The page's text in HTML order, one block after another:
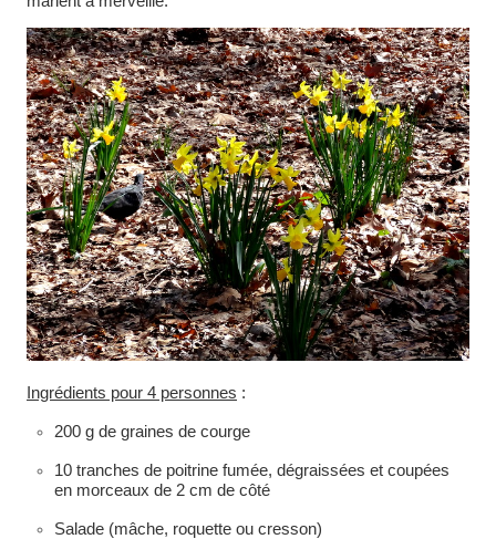
Ingrédients pour 4 personnes :
200 g de graines de courge
10 tranches de poitrine fumée, dégraissées et coupées
en morceaux de 2 cm de côté
Salade (mâche, roquette ou cresson)